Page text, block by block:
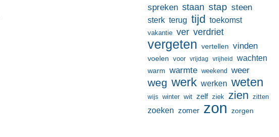
spreken staan stap steen
sterk terug tijd toekomst
vakantie ver verdriet
vergeten vertellen vinden
voelen voor vrijdag vrijheid wachten
warm warmte weekend weer
weg werk werken weten
wijs winter wit zelf ziek zien zitten
zoeken zomer zon zorgen